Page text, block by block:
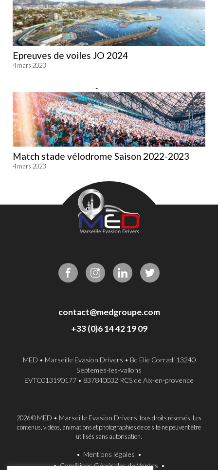
Epreuves de voiles JO 2024
4 mars 2023
Match stade vélodrome Saison 2022-2023
4 mars 2023
contact@medgroupe.com
+33 (0)6 14 42 19 09
MED • Marseille Evasion Drivers • Bd Elie Corradi 13240
Septemes-les-vallons
EVTC013190177 • 837840032 RCS de Aix-en-provence
2026 ©MED • Marseille Evasion Drivers , tous droits réservés. Les
contenus, vidéos, animations et photographies de ce site ne peuvent être
utilisés sans autorisation.
Mentions légales
Conditions Générales de Ventes